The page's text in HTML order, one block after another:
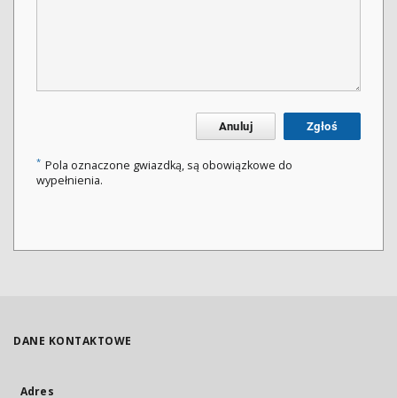
Anuluj Zgłoś
* Pola oznaczone gwiazdką, są obowiązkowe do
wypełnienia.
DANE KONTAKTOWE
Adres